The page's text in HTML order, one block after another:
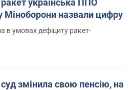
Міноборони назвали цифру
в умовах дефіциту ракет-
змінила свою пенсію, на